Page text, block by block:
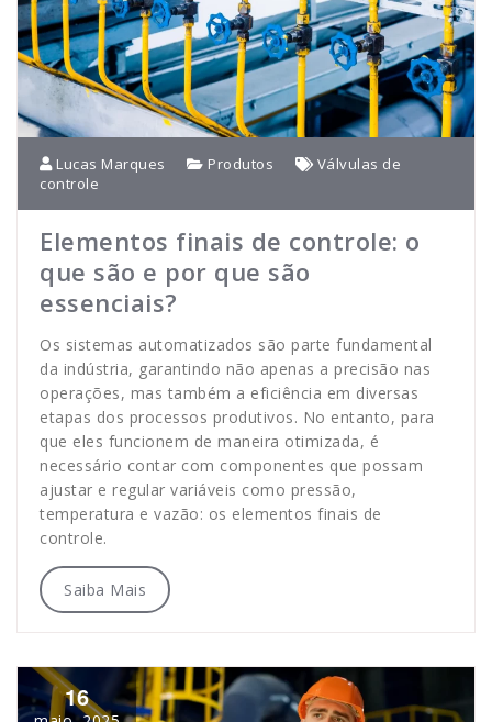
Lucas Marques Produtos
Válvulas de
controle
Elementos finais de controle: o
que são e por que são
essenciais?
Os sistemas automatizados são parte fundamental
da indústria, garantindo não apenas a precisão nas
operações, mas também a eficiência em diversas
etapas dos processos produtivos. No entanto, para
que eles funcionem de maneira otimizada, é
necessário contar com componentes que possam
ajustar e regular variáveis como pressão,
temperatura e vazão: os elementos finais de
controle.
Saiba Mais
16